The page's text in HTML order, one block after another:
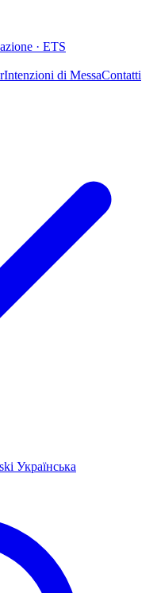
· ETS
Intenzioni di MessaContatti
Українська